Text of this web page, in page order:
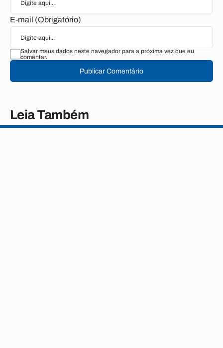
E-mail (Obrigatório)
Salvar meus dados neste navegador para a próxima vez que eu
comentar.
Publicar Comentário
Leia Também